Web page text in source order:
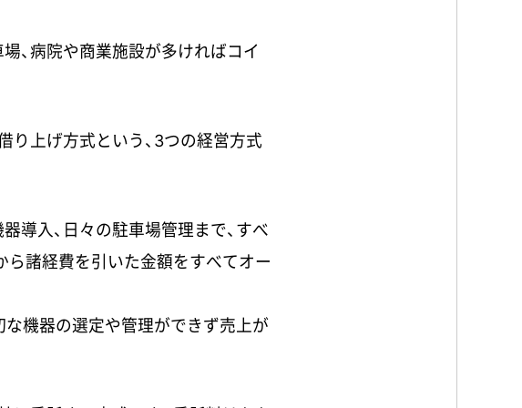
、病院や商業施設が多ければコイ
り上げ方式という、3つの経営方式
導入、日々の駐車場管理まで、すべ
ら諸経費を引いた金額をすべてオー
な機器の選定や管理ができず売上が